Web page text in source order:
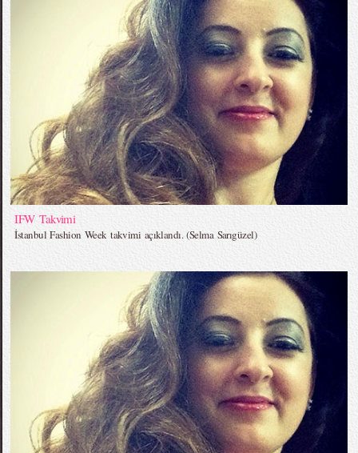
IFW Takvimi
İstanbul Fashion Week takvimi açıklandı. (Selma Sarıgüzel)